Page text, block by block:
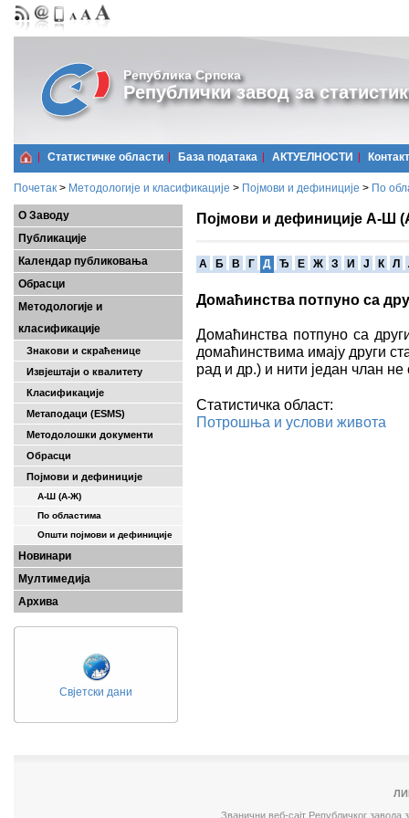
Република Српска
Републички завод за
Статистичке области Базa података АКТУЕЛНОСТИ Контакт
Почетак > Методологије и класификације > Појмови и дефиниције > По
О Заводу
Публикације
Календар публиковања
Обрасци
Методологије и
класификације
Знакови и скраћенице
Извјештаји о квалитету
Класификације
Метаподаци (ESMS)
Методолошки документи
Обрасци
Појмови и дефиниције
А-Ш (A-Ж)
По областима
Општи појмови и дефиниције
Новинари
Мултимедија
Архива
Свјетски дани
Појмови и дефиниције А-Ш
A Б В Г Д Ђ Е Ж З И Ј К Л
Домаћинства потпуно са
Домаћинства потпуно са
домаћинствима имају други
рад и др.) и нити један члан не
Статистичка област:
Потрошња и услови живота
Званични веб-сајт Републичког